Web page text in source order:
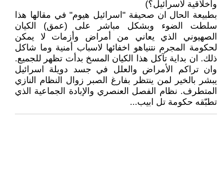
وأخلاقية لاسرائيل؟)
بطبيعة الحال ان صحيفة "اسرائيل هيوم" في مقالها هذا
سلطت الضوء وبشكل مباشر على (عمق) الكيان
الصهيوني الذي يعاني من أمراض وأزمات لا يمكن
لحكومة المجرم نتنياهو اخفائها لاسباب أمنية وما شاكل
ذلك. ان بداية تآكل هذا الكيان المسخ بدأت تظهر للجميع.
وان تراكم الأمراض والعلل في جسد دويلة اسرائيل
يبشر بالخير لمن ينتظر بفارغ الصبر زوال النظام النازي
المتطرف. نظام الفصل العنصري والإبادة الجماعية الذي
تطبّقه حكومة تل ابيب...